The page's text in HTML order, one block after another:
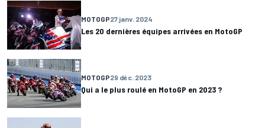
MOTOGP27 janv. 2024
Les 20 dernières équipes arrivées en MotoGP
MOTOGP29 déc. 2023
Qui a le plus roulé en MotoGP en 2023 ?